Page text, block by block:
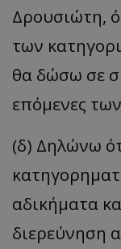
Δρουσιώτη,
των
θα δώσω σε
επόμενες
(δ) Δηλώνω
αδικήματα
διερεύνηση